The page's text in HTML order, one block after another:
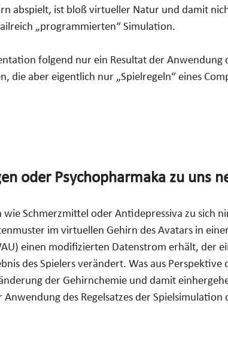
abspielt, ist bloß virtueller Natur und damit
„programmierten“ Simulation.
folgend nur ein Resultat der Anwendung
die aber eigentlich nur „Spielregeln“ eines
oder Psychopharmaka zu uns
Schmerzmittel oder Antidepressiva zu sich
im virtuellen Gehirn des Avatars in
einen modifizierten Datenstrom erhält, der
des Spielers verändert. Was aus Perspektive
der Gehirnchemie und damit
des Regelsatzes der Spielsimulation